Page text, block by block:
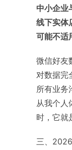
中小企业
线下实体
可能不适
微信好友
对数据完
所有业务
从我个人
时，它就
三、